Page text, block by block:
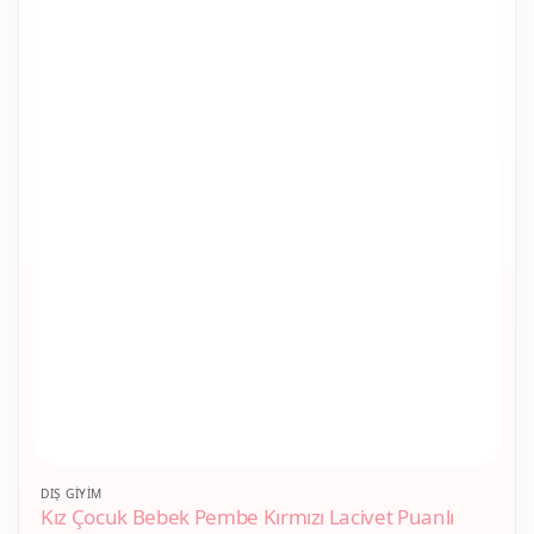
DIŞ GIYIM
Kız Çocuk Bebek Pembe Kırmızı Lacivet Puanlı
Bu
ürünün